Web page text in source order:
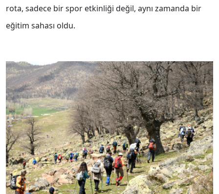
rota, sadece bir spor etkinliği değil, aynı zamanda bir
eğitim sahası oldu.